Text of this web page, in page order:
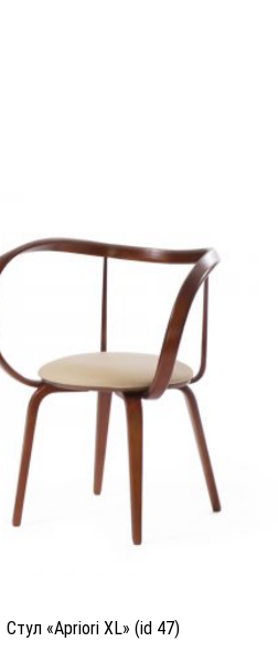
Стул «Apriori XL» (id 47)